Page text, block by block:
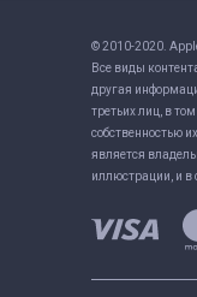
© 2010-2020.
Все виды
другая
третьих лиц, в
собственностью
является
иллюстрации, и в